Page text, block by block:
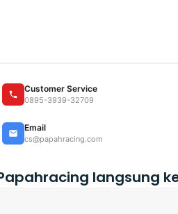
Customer Service
0895-3939-32709
Email
cs@papahracing.com
langsung